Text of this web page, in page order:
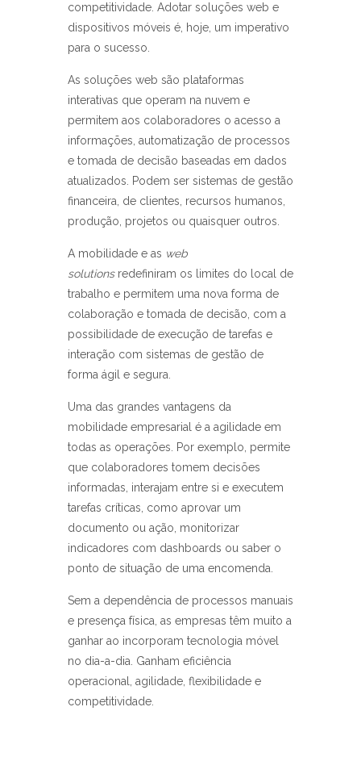
competitividade. Adotar soluções web e
dispositivos móveis é, hoje, um imperativo
para o sucesso.
As soluções web são plataformas
interativas que operam na nuvem e
permitem aos colaboradores o acesso a
informações, automatização de processos
e tomada de decisão baseadas em dados
atualizados. Podem ser sistemas de gestão
financeira, de clientes, recursos humanos,
produção, projetos ou quaisquer outros.
A mobilidade e as web
solutions redefiniram os limites do local de
trabalho e permitem uma nova forma de
colaboração e tomada de decisão, com a
possibilidade de execução de tarefas e
interação com sistemas de gestão de
forma ágil e segura.
Uma das grandes vantagens da
mobilidade empresarial é a agilidade em
todas as operações. Por exemplo, permite
que colaboradores tomem decisões
informadas, interajam entre si e executem
tarefas críticas, como aprovar um
documento ou ação, monitorizar
indicadores com dashboards ou saber o
ponto de situação de uma encomenda.
Sem a dependência de processos manuais
e presença física, as empresas têm muito a
ganhar ao incorporam tecnologia móvel
no dia-a-dia. Ganham eficiência
operacional, agilidade, flexibilidade e
competitividade.